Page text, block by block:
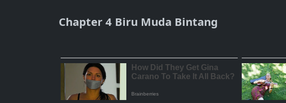
Chapter 4 Biru Muda Bintang